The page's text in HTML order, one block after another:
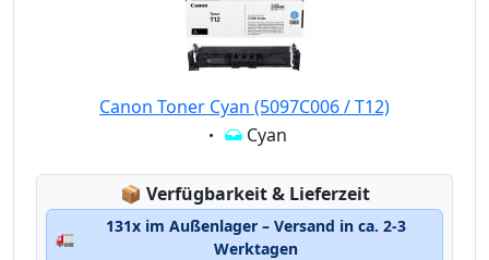
Canon Toner Cyan (5097C006 / T12)
Eigenschaft:
Cyan
📦 Lagerstatus:
Verfügbarkeit & Lieferzeit
🚛
131x im Außenlager – Versand in ca. 2-3
Werktagen